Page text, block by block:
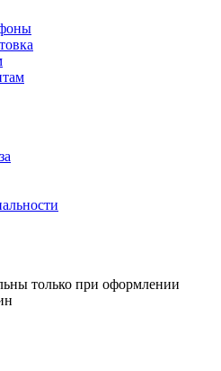
только при оформлении